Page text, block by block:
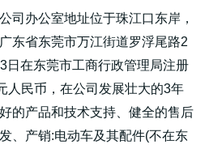
司办公室地址位于珠江口东岸，
东省东莞市万江街道罗浮尾路2
日在东莞市工商行政管理局注册
人民币，在公司发展壮大的3年
的产品和技术支持、健全的售后
、产销:电动车及其配件(不在东